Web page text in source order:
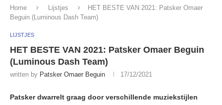
Home Lijstjes
HET BESTE VAN 2021: Patsker Omaer
Beguin (Luminous Dash Team)
LIJSTJES
HET BESTE VAN 2021: Patsker Omaer Beguin
(Luminous Dash Team)
written by Patsker Omaer Beguin 17/12/2021
Patsker dwarrelt graag door verschillende muziekstijlen